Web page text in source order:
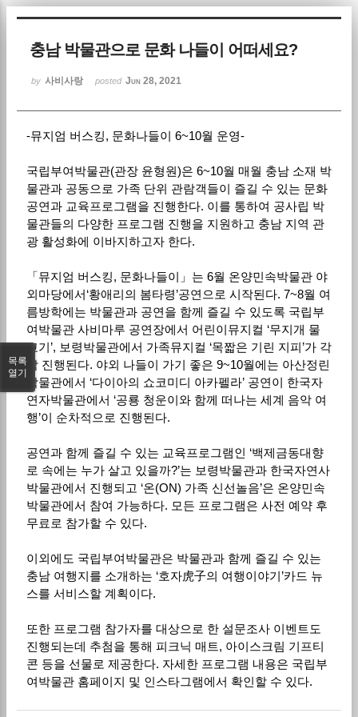
충남 박물관으로 문화 나들이 어떠세요?
by 사비사랑 posted Jun 28, 2021
-뮤지엄 버스킹, 문화나들이 6~10월 운영-
국립부여박물관(관장 윤형원)은 6~10월 매월 충남 소재 박
물관과 공동으로 가족 단위 관람객들이 즐길 수 있는 문화
공연과 교육프로그램을 진행한다. 이를 통하여 공사립 박
물관들의 다양한 프로그램 진행을 지원하고 충남 지역 관
광 활성화에 이바지하고자 한다.
「뮤지엄 버스킹, 문화나들이」는 6월 온양민속박물관 야
외마당에서‘황애리의 봄타령’공연으로 시작된다. 7~8월 여
름방학에는 박물관과 공연을 함께 즐길 수 있도록 국립부
여박물관 사비마루 공연장에서 어린이뮤지컬 ‘무지개 물
고기’, 보령박물관에서 가족뮤지컬 ‘목짧은 기린 지피’가 각
각 진행된다. 야외 나들이 가기 좋은 9~10월에는 아산정린
박물관에서 ‘다이아의 쇼코미디 아카펠라’ 공연이 한국자
연자박물관에서 ‘공룡 청운이와 함께 떠나는 세계 음악 여
행’이 순차적으로 진행된다.
공연과 함께 즐길 수 있는 교육프로그램인 ‘백제금동대향
로 속에는 누가 살고 있을까?’는 보령박물관과 한국자연사
박물관에서 진행되고 ‘온(ON) 가족 신선놀음’은 온양민속
박물관에서 참여 가능하다. 모든 프로그램은 사전 예약 후
무료로 참가할 수 있다.
이외에도 국립부여박물관은 박물관과 함께 즐길 수 있는
충남 여행지를 소개하는 ‘호자虎子의 여행이야기’카드 뉴
스를 서비스할 계획이다.
또한 프로그램 참가자를 대상으로 한 설문조사 이벤트도
진행되는데 추첨을 통해 피크닉 매트, 아이스크림 기프티
콘 등을 선물로 제공한다. 자세한 프로그램 내용은 국립부
여박물관 홈페이지 및 인스타그램에서 확인할 수 있다.
목록
열기
Sketchbook5, 스케치북5
Sketchbook5, 스케치북5